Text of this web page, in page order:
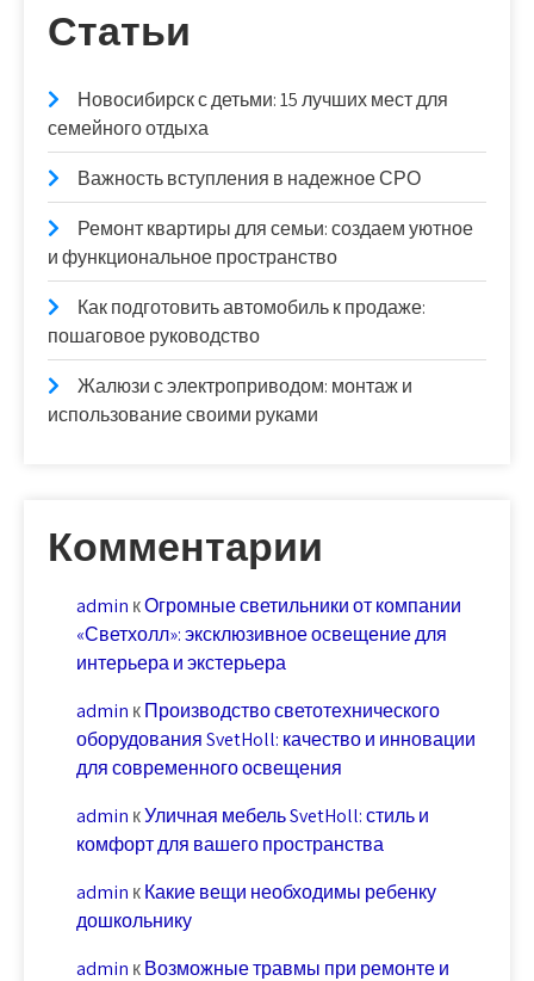
Статьи
Новосибирск с детьми: 15 лучших мест для
семейного отдыха
Важность вступления в надежное СРО
Ремонт квартиры для семьи: создаем уютное
и функциональное пространство
Как подготовить автомобиль к продаже:
пошаговое руководство
Жалюзи с электроприводом: монтаж и
использование своими руками
Комментарии
admin кОгромные светильники от компании
«Светхолл»: эксклюзивное освещение для
интерьера и экстерьера
admin кПроизводство светотехнического
оборудования SvetHoll: качество и инновации
для современного освещения
admin кУличная мебель SvetHoll: стиль и
комфорт для вашего пространства
admin кКакие вещи необходимы ребенку
дошкольнику
admin кВозможные травмы при ремонте и